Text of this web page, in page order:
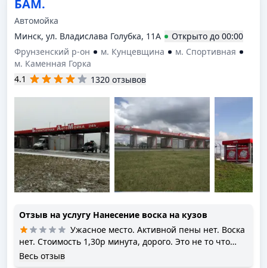
БАМ.
Автомойка
Минск, ул. Владислава Голубка, 11А
Открыто до 00:00
Фрунзенский р-он
м. Кунцевщина
м. Спортивная
м. Каменная Горка
4.1
1320 отзывов
Отзыв на услугу Нанесение воска на кузов
Ужасное место. Активной пены нет. Воска
нет. Стоимость 1,30р минута, дорого. Это не то что
одна звезда это минус 10 звёзд.
Весь отзыв